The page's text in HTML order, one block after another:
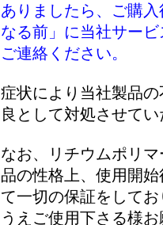
ありましたら、ご購
なる前」に当社サー
ご連絡ください。
症状により当社製品
良として対処させて
なお、リチウムポリ
品の性格上、使用開
て一切の保証をして
うえご使用下さる様